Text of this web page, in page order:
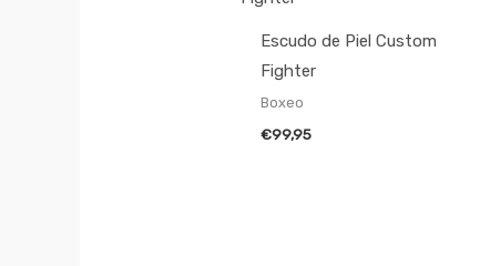
Escudo de Piel Custom
Fighter
Boxeo
€99,95